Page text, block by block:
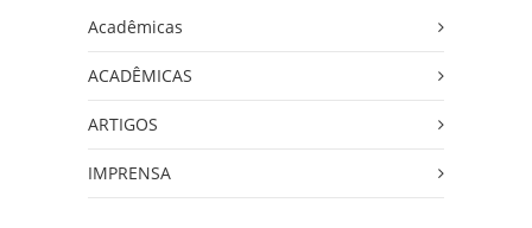
Acadêmicas
ACADÊMICAS
ARTIGOS
IMPRENSA